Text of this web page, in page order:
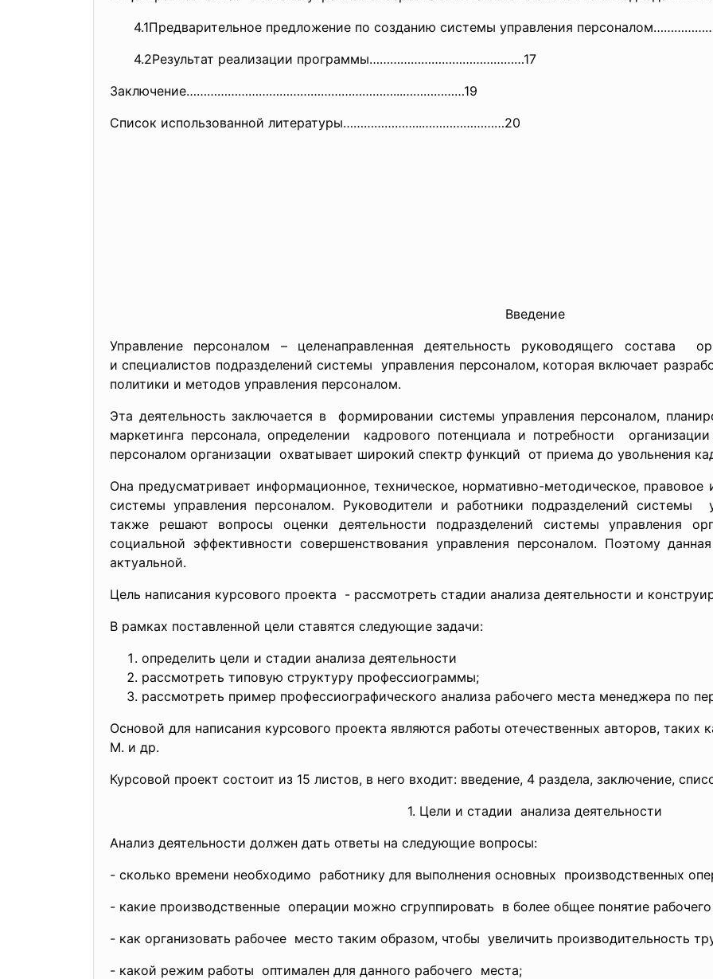
4.1Предварительное предложение по созданию системы управления
4.2Результат реализации программы………………………………………17
Заключение……………………………………………………...………………19
Список использованной литературы…………………..……………………20
Введение
Управление персоналом – целенаправленная деятельность руководящего состава
и специалистов подразделений системы управления персоналом, которая включает
политики и методов управления персоналом.
Эта деятельность заключается в формировании системы управления персоналом,
маркетинга персонала, определении кадрового потенциала и потребности
персоналом организации охватывает широкий спектр функций от приема до увольнения
Она предусматривает информационное, техническое, нормативно-методическое, правовое
системы управления персоналом. Руководители и работники подразделенийсистемы
также решают вопросы оценки деятельности подразделений системы управления
социальной эффективности совершенствования управления персоналом. Поэтому
актуальной.
Цель написания курсового проекта - рассмотреть стадии анализа деятельности и
В рамках поставленной цели ставятся следующие задачи:
определить цели и стадии анализа деятельности
рассмотреть типовую структуру профессиограммы;
рассмотреть пример профессиографического анализа рабочего места менеджера по
Основой для написания курсового проекта являются работы отечественных авторов, таких
М. и др.
Курсовой проект состоит из 15 листов, в него входит: введение, 4 раздела, заключение,
1. Цели и стадии анализа деятельности
Анализ деятельности должен дать ответы на следующие вопросы:
- сколько времени необходимо работнику для выполнения основных производственных
- какие производственные операции можно сгруппировать в более общее понятие
- как организовать рабочее место таким образом, чтобы увеличить производительность
- какой режим работы оптимален для данного рабочего места;